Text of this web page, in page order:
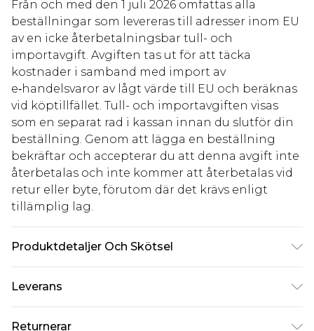
Från och med den 1 juli 2026 omfattas alla
beställningar som levereras till adresser inom EU
av en icke återbetalningsbar tull- och
importavgift. Avgiften tas ut för att täcka
kostnader i samband med import av
e‑handelsvaror av lågt värde till EU och beräknas
vid köptillfället. Tull- och importavgiften visas
som en separat rad i kassan innan du slutför din
beställning. Genom att lägga en beställning
bekräftar och accepterar du att denna avgift inte
återbetalas och inte kommer att återbetalas vid
retur eller byte, förutom där det krävs enligt
tillämplig lag.
Produktdetaljer Och Skötsel
Leverans
Standardleverans Sverige
kr80
Returnerar